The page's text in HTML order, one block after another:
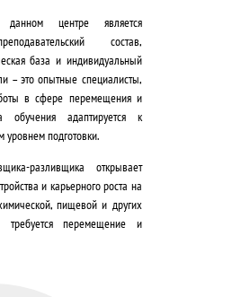
центре является
состав,
база и индивидуальный
– это опытные специалисты,
в сфере перемещения и
обучения адаптируется к
уровнем подготовки.
разливщика открывает
и карьерного роста на
пищевой и других
требуется перемещение и